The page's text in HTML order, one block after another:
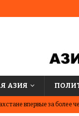
АЗИЯ
впервые за более